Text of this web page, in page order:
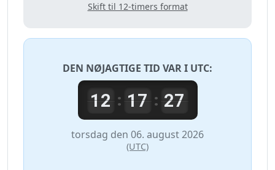
Skift til 12-timers format
DEN NØJAGTIGE TID VAR I UTC:
12: 17: 27
torsdag den 06. august 2026
(UTC)